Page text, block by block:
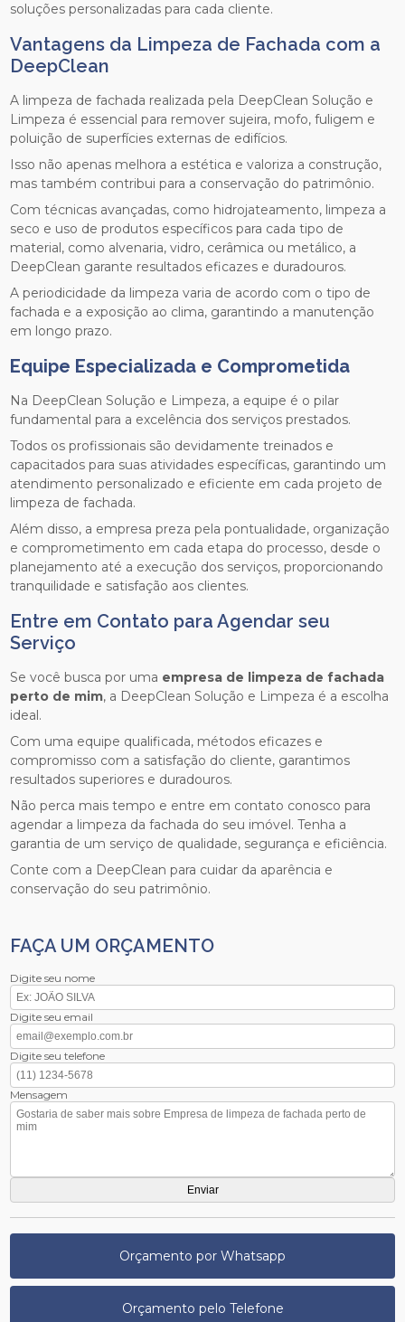
soluções personalizadas para cada cliente.
Vantagens da Limpeza de Fachada com a
DeepClean
A limpeza de fachada realizada pela DeepClean Solução e
Limpeza é essencial para remover sujeira, mofo, fuligem e
poluição de superfícies externas de edifícios.
Isso não apenas melhora a estética e valoriza a construção,
mas também contribui para a conservação do patrimônio.
Com técnicas avançadas, como hidrojateamento, limpeza a
seco e uso de produtos específicos para cada tipo de
material, como alvenaria, vidro, cerâmica ou metálico, a
DeepClean garante resultados eficazes e duradouros.
A periodicidade da limpeza varia de acordo com o tipo de
fachada e a exposição ao clima, garantindo a manutenção
em longo prazo.
Equipe Especializada e Comprometida
Na DeepClean Solução e Limpeza, a equipe é o pilar
fundamental para a excelência dos serviços prestados.
Todos os profissionais são devidamente treinados e
capacitados para suas atividades específicas, garantindo um
atendimento personalizado e eficiente em cada projeto de
limpeza de fachada.
Além disso, a empresa preza pela pontualidade, organização
e comprometimento em cada etapa do processo, desde o
planejamento até a execução dos serviços, proporcionando
tranquilidade e satisfação aos clientes.
Entre em Contato para Agendar seu
Serviço
Se você busca por uma empresa de limpeza de fachada
perto de mim, a DeepClean Solução e Limpeza é a escolha
ideal.
Com uma equipe qualificada, métodos eficazes e
compromisso com a satisfação do cliente, garantimos
resultados superiores e duradouros.
Não perca mais tempo e entre em contato conosco para
agendar a limpeza da fachada do seu imóvel. Tenha a
garantia de um serviço de qualidade, segurança e eficiência.
Conte com a DeepClean para cuidar da aparência e
conservação do seu patrimônio.
FAÇA UM ORÇAMENTO
Digite seu nome
Digite seu email
Digite seu telefone
Mensagem
Orçamento por Whatsapp
Orçamento pelo Telefone